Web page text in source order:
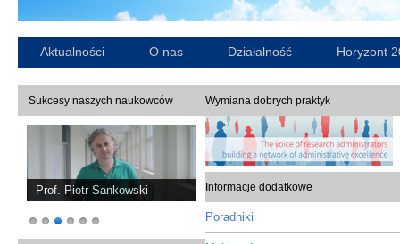
Aktualności O nas Działalność Horyzont
Sukcesy naszych naukowców
Prof. Piotr Sankowski
Wymiana dobrych praktyk
Informacje dodatkowe
Poradniki